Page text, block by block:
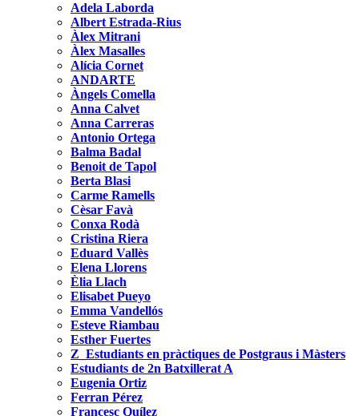
Adela Laborda
Albert Estrada-Rius
Àlex Mitrani
Àlex Masalles
Alícia Cornet
ANDARTE
Àngels Comella
Anna Calvet
Anna Carreras
Antonio Ortega
Balma Badal
Benoit de Tapol
Berta Blasi
Carme Ramells
Cèsar Favà
Conxa Rodà
Cristina Riera
Eduard Vallès
Elena Llorens
Èlia Llach
Elisabet Pueyo
Emma Vandellós
Esteve Riambau
Esther Fuertes
Z_Estudiants en pràctiques de Postgraus i Màsters
Estudiants de 2n Batxillerat A
Eugenia Ortiz
Ferran Pérez
Francesc Quílez